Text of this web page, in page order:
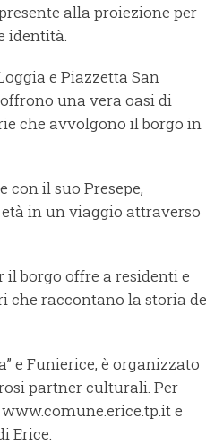
alla proiezione per
identità.
e Piazzetta San
una vera oasi di
che avvolgono il borgo in
con il suo Presepe,
in un viaggio attraverso
il borgo offre a residenti e
che raccontano la storia
e Funierice, è organizzato
partner culturali. Per
e
Erice.